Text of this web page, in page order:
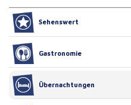
Sehenswert
Gastronomie
Übernachtungen